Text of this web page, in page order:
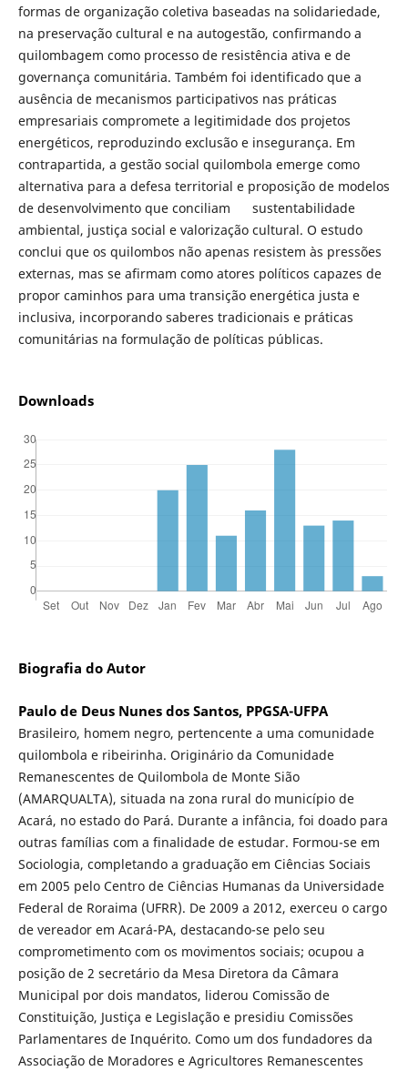
formas de organização coletiva baseadas na solidariedade,
na preservação cultural e na autogestão, confirmando a
quilombagem como processo de resistência ativa e de
governança comunitária. Também foi identificado que a
ausência de mecanismos participativos nas práticas
empresariais compromete a legitimidade dos projetos
energéticos, reproduzindo exclusão e insegurança. Em
contrapartida, a gestão social quilombola emerge como
alternativa para a defesa territorial e proposição de modelos
de desenvolvimento que conciliam sustentabilidade
ambiental, justiça social e valorização cultural. O estudo
conclui que os quilombos não apenas resistem às pressões
externas, mas se afirmam como atores políticos capazes de
propor caminhos para uma transição energética justa e
inclusiva, incorporando saberes tradicionais e práticas
comunitárias na formulação de políticas públicas.
Downloads
Biografia do Autor
Paulo de Deus Nunes dos Santos, PPGSA-UFPA
Brasileiro, homem negro, pertencente a uma comunidade
quilombola e ribeirinha. Originário da Comunidade
Remanescentes de Quilombola de Monte Sião
(AMARQUALTA), situada na zona rural do município de
Acará, no estado do Pará. Durante a infância, foi doado para
outras famílias com a finalidade de estudar. Formou-se em
Sociologia, completando a graduação em Ciências Sociais
em 2005 pelo Centro de Ciências Humanas da Universidade
Federal de Roraima (UFRR). De 2009 a 2012, exerceu o cargo
de vereador em Acará-PA, destacando-se pelo seu
comprometimento com os movimentos sociais; ocupou a
posição de 2 secretário da Mesa Diretora da Câmara
Municipal por dois mandatos, liderou Comissão de
Constituição, Justiça e Legislação e presidiu Comissões
Parlamentares de Inquérito. Como um dos fundadores da
Associação de Moradores e Agricultores Remanescentes